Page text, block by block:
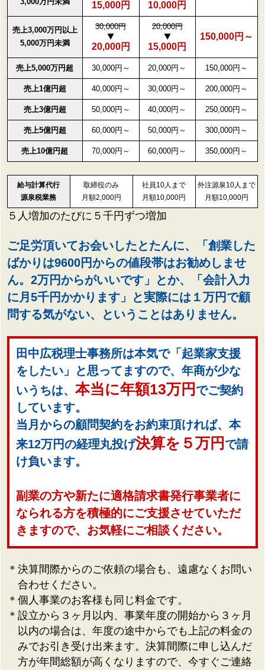
15,000円 10,000円
売上3,000万円以上
5,000万円未満
30,000円
20,000円
20,000円
15,000円
150,000円～
売上5,000万円超 30,000円～ 20,000円～ 150,000円～
売上1億円超 40,000円～ 30,000円～ 200,000円～
売上3億円超 50,000円～ 40,000円～ 250,000円～
売上5億円超 60,000円～ 50,000円～ 300,000円～
売上10億円超 70,000円～ 60,000円～ 350,000円～
給与計算代行
源泉税業務
取締役のみ
月額2,000円
社員10人まで
月額10,000円
外注源泉10人まで
月額10,000円
５人増加のたびに５千円ずつ増加
ご足労頂いてお会いしたとたんに、
「創業した
ばかりは9600円からの値段帯はお勧めしませ
ん。2万円からがいいです」とか、「会計入力
に月5千円かかります」と実際には１万円で顧
問する気がない、ということはありません。
田中広税理士事務所は本気で「起業家支援
をしたい」と思ってますので、年商が少な
いうちは、 本当に年額13万円 でご契約
しています。
当月からの顧問契約をお約束頂ければ、本
来12万円の経理丸投げ決算を５万円 で請
け負います。
副業の方や新たに適格請求書発行事業者に
なられる方を積極的にご支援させていただ
きますので、お気軽にご相談ください。
＊決算間際からのご依頼の場合も、遠慮なくお問い
合わせください。
＊個人事業のお客様も同じ料金です。
＊設立から３ヶ月以内、事業年度の開始から３ヶ月
以内の場合は、年度の途中からでも上記の料金の
みでお引き受け出来ます。決算間際に申し込んだ
方が年間総額が高くなりますので、今すぐご連絡